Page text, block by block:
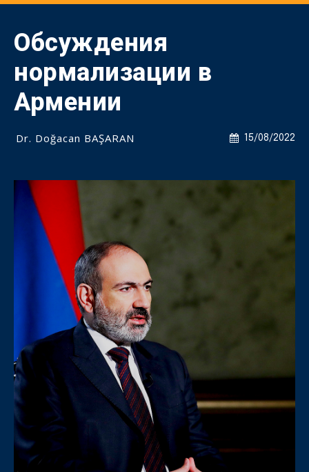
Обсуждения
нормализации в
Армении
15/08/2022
Dr. Doğacan BAŞARAN